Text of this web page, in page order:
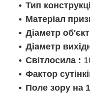
Тип
Матеріал
Діаметр
Діаметр
Світлосила :
Фактор
Поле зору на